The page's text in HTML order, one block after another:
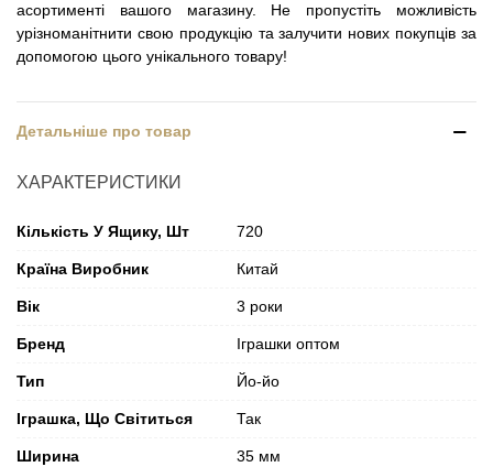
асортименті вашого магазину. Не пропустіть можливість
урізноманітнити свою продукцію та залучити нових покупців за
допомогою цього унікального товару!
Детальніше про товар
ХАРАКТЕРИСТИКИ
Кількість У Ящику, Шт 720
Країна Виробник Китай
Вік 3 роки
Бренд Іграшки оптом
Тип Йо-йо
Іграшка, Що Світиться Так
Ширина 35 мм